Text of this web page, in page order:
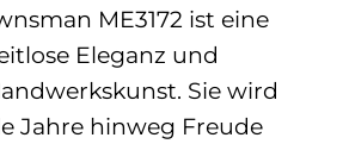
ME3172 ist eine
Eleganz und
Sie wird
Jahre hinweg Freude